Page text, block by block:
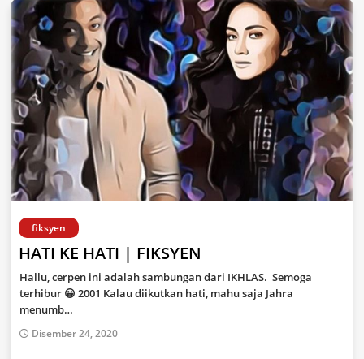
fiksyen
HATI KE HATI | FIKSYEN
Hallu, cerpen ini adalah sambungan dari IKHLAS. Semoga
terhibur 😀 2001 Kalau diikutkan hati, mahu saja Jahra
menumb…
Disember 24, 2020